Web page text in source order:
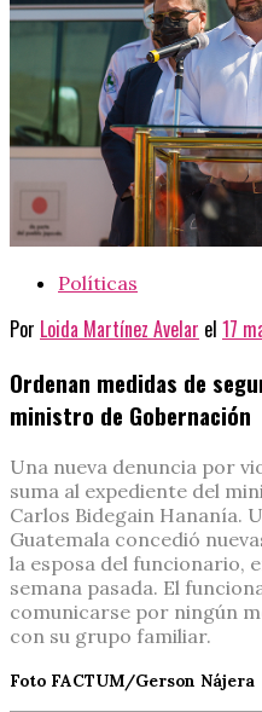
Políticas
Por Loida Martínez Avelar el 17
Ordenan medidas de
ministro de Gobernación
Una nueva denuncia por
suma al expediente del
Carlos Bidegain Hananía.
Guatemala concedió
la esposa del funcionario,
semana pasada. El
comunicarse por ningún
con su grupo familiar.
Foto FACTUM/Gerson Nájera